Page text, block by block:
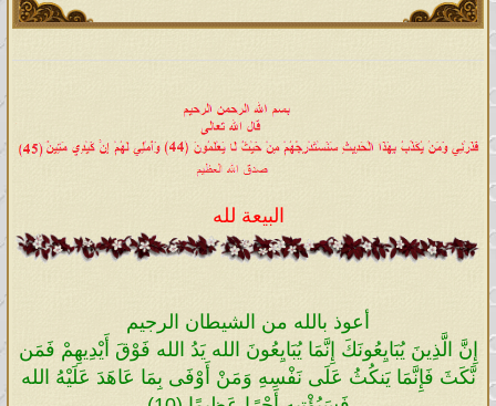
البيعة لله
أعوذ بالله من الشيطان الرجيم
إِنَّ الَّذِينَ يُبَايِعُونَكَ إِنَّمَا يُبَايِعُونَ الله يَدُ الله فَوْقَ أَيْدِيهِمْ فَمَن
نَّكَثَ فَإِنَّمَا يَنكُثُ عَلَى نَفْسِهِ وَمَنْ أَوْفَى بِمَا عَاهَدَ عَلَيْهُ الله